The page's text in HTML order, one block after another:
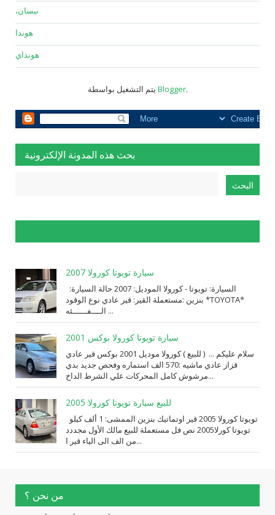
نيسان،
هوندا
هونداي
Blogger.
بحث هذه المدونة الإلكترونية
سيارة تويوتا كورولا 2007
⁨مستعملة⁩ القير: ⁨قير عادي⁩ نوع الوقود: ⁨بنزين⁩ *TOYOTA*
الــــفــــــئه ...
سيارة تويوتا كورولا بوكس 2001
سلام عليكم ... ( للبيع ) كورولا موديل 2001 بوكس قير عادي
قزاز عادي ماشيه :570 الف استماره وفحص جديد بدي
مرشوش كامل المحركات علي الشرط الداخ...
للبيع سيارة تويوتا كورولا 2005
تويوتا كورلا2005 نص فل مستعملة للبيع مالك الأول مجددد
من الف الى الياء قير ا...
من نحن ؟